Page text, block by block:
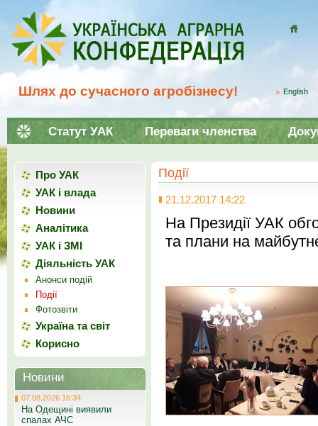
Шлях до сучасного агробізнесу! English
Статут УАК Переваги членства
Події
21.12.2017 14:22
На Президії УАК
та плани на
Про УАК
УАК і влада
Новини
Аналітика
УАК і ЗМІ
Діяльність УАК
Анонси подій
Події
Фотозвіти
Україна та світ
Корисно
Новини
07.08.2026 16:34
На Одещині виявили
спалах АЧС